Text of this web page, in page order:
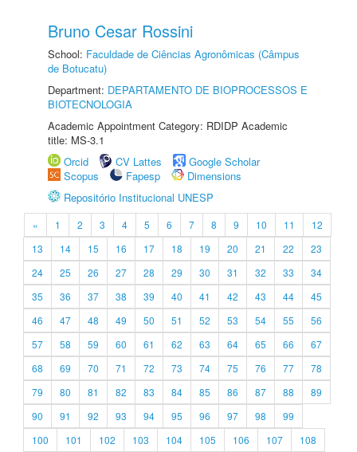
Bruno Cesar Rossini
School: Faculdade de Ciências Agronômicas (Câmpus
de Botucatu)
Department: DEPARTAMENTO DE BIOPROCESSOS E
BIOTECNOLOGIA
Academic Appointment Category: RDIDP Academic
title: MS-3.1
Orcid
CV Lattes
Google Scholar
Scopus
Fapesp
Dimensions
Repositório Institucional UNESP
« 1 2 3 4 5 6 7 8 9 10 11
12
13
14 15 16 17 18 19 20 21 22
23
24
25 26 27 28 29 30 31 32 33
34
35
36 37 38 39 40 41 42 43 44
45
46
47 48 49 50 51 52 53 54 55
56
57
58 59 60 61 62 63 64 65 66
67
68
69 70 71 72 73 74 75 76 77
78
79
80 81 82 83 84 85 86 87 88
89
90
91 92 93 94 95 96 97 98
99
100
101 102 103 104 105 106 107
108